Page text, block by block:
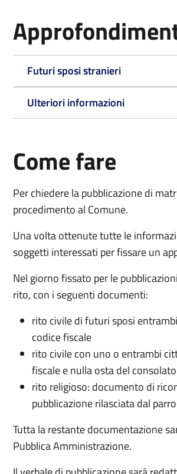
Futuri sposi stranieri
Ulteriori informazioni
Come fare
Per chiedere la pubblicazione di
procedimento al Comune.
Una volta ottenute tutte le
soggetti interessati per fissare un
Nel giorno fissato per le
rito, con i seguenti documenti:
rito civile di futuri sposi
codice fiscale
rito civile con uno o entrambi
fiscale e nulla osta del
rito religioso: documento di
pubblicazione rilasciata dal
Tutta la restante documentazione
Pubblica Amministrazione.